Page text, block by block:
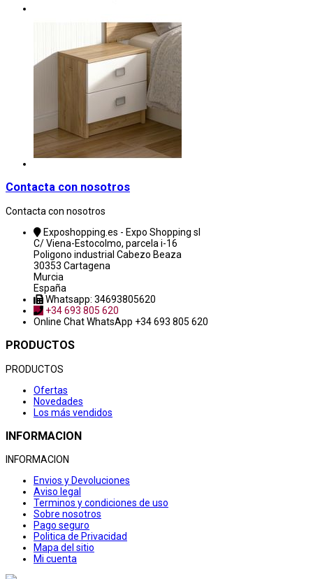
Contacta con nosotros
Contacta con nosotros
Exposhopping.es - Expo Shopping sl
C/ Viena-Estocolmo, parcela i-16
Poligono industrial Cabezo Beaza
30353 Cartagena
Murcia
España
Whatsapp: 34693805620
+34 693 805 620
Online ChatWhatsApp +34 693 805 620
PRODUCTOS
PRODUCTOS
Ofertas
Novedades
Los más vendidos
INFORMACION
INFORMACION
Envios y Devoluciones
Aviso legal
Terminos y condiciones de uso
Sobre nosotros
Pago seguro
Politica de Privacidad
Mapa del sitio
Mi cuenta